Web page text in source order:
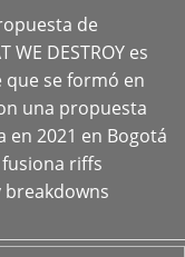
de
DESTROY es
se formó en
una propuesta
en 2021 en Bogotá
riffs